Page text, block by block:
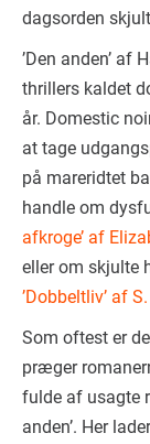
dagsorden
’Den anden’ af
thrillers kaldet
år. Domestic
at tage
på mareridtet
handle om
afkroge’ af
eller om skjulte
’Dobbeltliv’ af
Som oftest er
præger
fulde af usagte
anden’. Her